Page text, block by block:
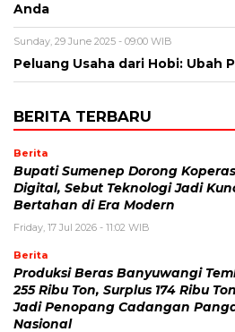
Anda
Sunday, 29 June 2025 - 09:00 WIB
Peluang Usaha dari Hobi: Ubah
BERITA TERBARU
Berita
Bupati Sumenep Dorong
Digital, Sebut Teknologi Jadi
Bertahan di Era Modern
Friday, 17 Jul 2026 - 11:02 WIB
Berita
Produksi Beras Banyuwangi
255 Ribu Ton, Surplus 174 Ribu Ton
Jadi Penopang Cadangan
Nasional